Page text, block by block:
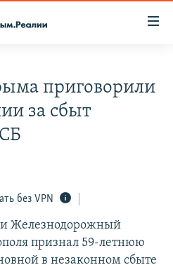
ИСТОРИЙ СОПРОТИВЛЕНИЯ
приговорили
за сбыт
без VPN
Железнодорожный
признал 59-летнюю
в незаконном сбыте